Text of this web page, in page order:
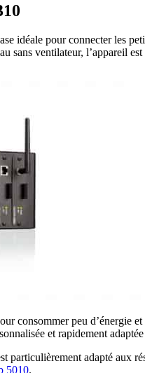
idéale pour connecter les
sans ventilateur, l’appareil
consommer peu d’énergie
et rapidement
adapté aux
5010.